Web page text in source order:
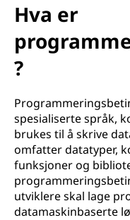
n
Hva er
?
spesialiserte språk,
brukes til å skrive
omfatter datatyper,
funksjoner og
utviklere skal lage
datamaskinbaserte